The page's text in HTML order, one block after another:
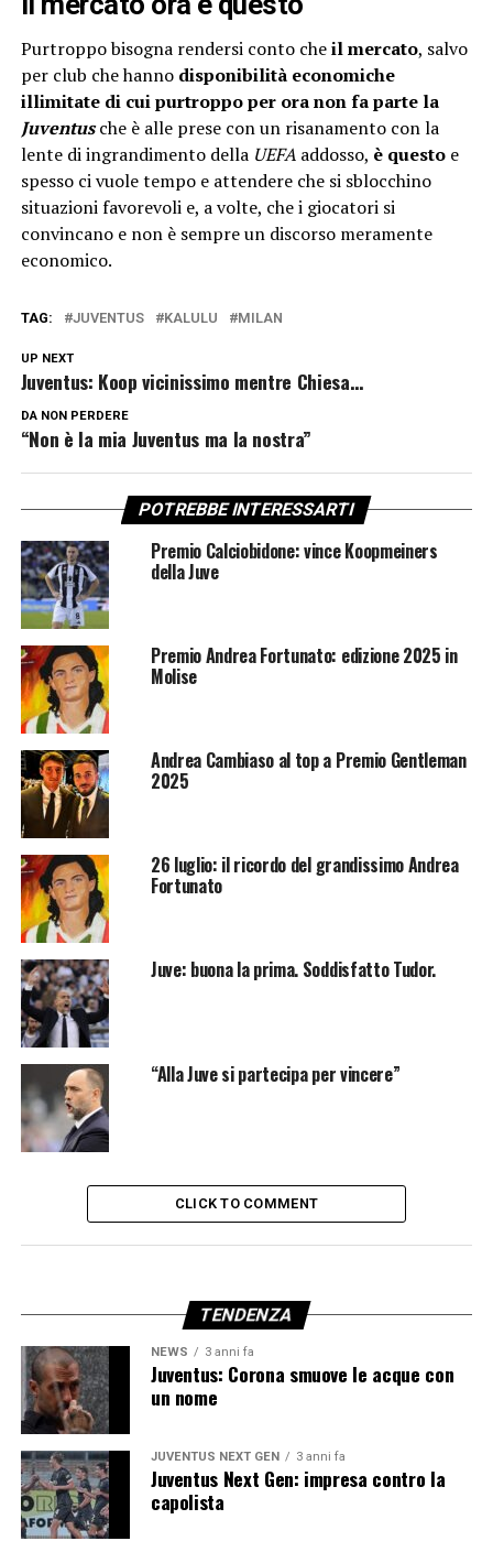
Purtroppo bisogna rendersi conto cheilmercato, salvo
per club che hanno disponibilità economiche
illimitate di cui purtroppo per ora non fa parte la
Juventusche è alle prese con un risanamento con la
lente di ingrandimento della UEFAaddosso, è questoe
spesso ci vuole tempo e attendere che si sblocchino
situazioni favorevoli e, a volte, che i giocatori si
convincano e non è sempre un discorso meramente
economico.
TAG: JUVENTUS KALULU MILAN
UP NEXT
Juventus: Koop vicinissimo mentre Chiesa…
DA NON PERDERE
“Non è la mia Juventus ma la nostra”
POTREBBE INTERESSARTI
Premio Calciobidone: vince Koopmeiners
della Juve
Premio Andrea Fortunato: edizione 2025 in
Molise
Andrea Cambiaso al top a Premio Gentleman
2025
26 luglio: il ricordo del grandissimo Andrea
Fortunato
Juve: buona la prima. Soddisfatto Tudor.
“Alla Juve si partecipa per vincere”
CLICK TO COMMENT
TENDENZA
NEWS 3 anni fa
Juventus: Corona smuove le acque con
un nome
JUVENTUS NEXT GEN 3 anni fa
Juventus Next Gen: impresa contro la
capolista